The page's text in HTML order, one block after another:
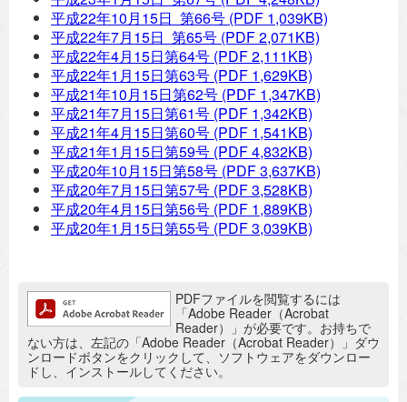
平成22年10月15日 第66号 (PDF 1,039KB)
平成22年7月15日 第65号 (PDF 2,071KB)
平成22年4月15日第64号 (PDF 2,111KB)
平成22年1月15日第63号 (PDF 1,629KB)
平成21年10月15日第62号 (PDF 1,347KB)
平成21年7月15日第61号 (PDF 1,342KB)
平成21年4月15日第60号 (PDF 1,541KB)
平成21年1月15日第59号 (PDF 4,832KB)
平成20年10月15日第58号 (PDF 3,637KB)
平成20年7月15日第57号 (PDF 3,528KB)
平成20年4月15日第56号 (PDF 1,889KB)
平成20年1月15日第55号 (PDF 3,039KB)
追加情報：PDFファイルPDFファイルを閲覧するには
「Adobe Reader（Acrobat
Reader）」が必要です。お持ちで
ない方は、左記の「Adobe Reader（Acrobat Reader）」ダウ
ンロードボタンをクリックして、ソフトウェアをダウンロー
ドし、インストールしてください。